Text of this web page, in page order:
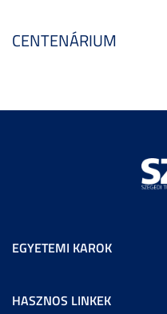
CENTENÁRIUM
EGYETEMI KAROK
HASZNOS LINKEK